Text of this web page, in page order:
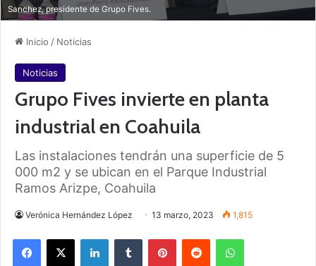
Sanchez, presidente de Grupo Fives.
Inicio / Noticias
Noticias
Grupo Fives invierte en planta
industrial en Coahuila
Las instalaciones tendrán una superficie de 5
000 m2 y se ubican en el Parque Industrial
Ramos Arizpe, Coahuila
Verónica Hernández López 13 marzo, 2023 1,815